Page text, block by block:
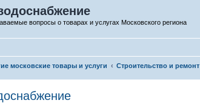
вопросы о товарах и услугах Московского региона
московские товары и услуги Строительство и ремонт